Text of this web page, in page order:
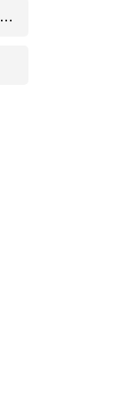
LinkedIn